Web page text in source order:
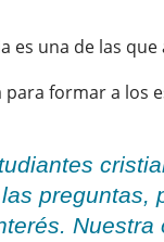
es una de las
para formar a los
preguntas,